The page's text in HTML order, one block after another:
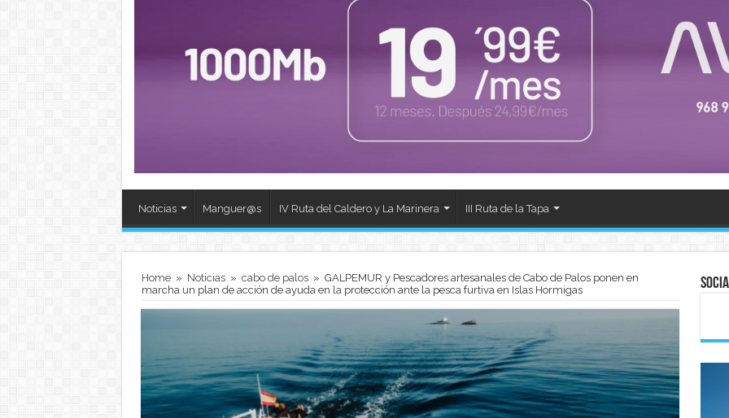
Noticias Manguer@s IV Ruta del Caldero y La Marinera III Ruta de la Tapa
Home » Noticias » cabo de palos » GALPEMUR y Pescadores artesanales de Cabo de Palos ponen en
marcha un plan de acción de ayuda en la protección ante la pesca furtiva en Islas Hormigas